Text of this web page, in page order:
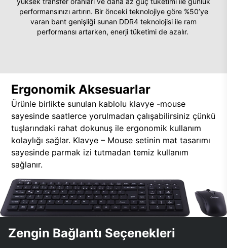
performansınızı artırın. Bir önceki teknolojiye göre %50’ye
varan bant genişliği sunan DDR4 teknolojisi ile ram
performansı artarken, enerji tüketimi de azalır.
Ergonomik Aksesuarlar
Ürünle birlikte sunulan kablolu klavye -mouse
sayesinde saatlerce yorulmadan çalışabilirsiniz çünkü
tuşlarındaki rahat dokunuş ile ergonomik kullanım
kolaylığı sağlar. Klavye – Mouse setinin mat tasarımı
sayesinde parmak izi tutmadan temiz kullanım
sağlanır.
Zengin Bağlantı Seçenekleri